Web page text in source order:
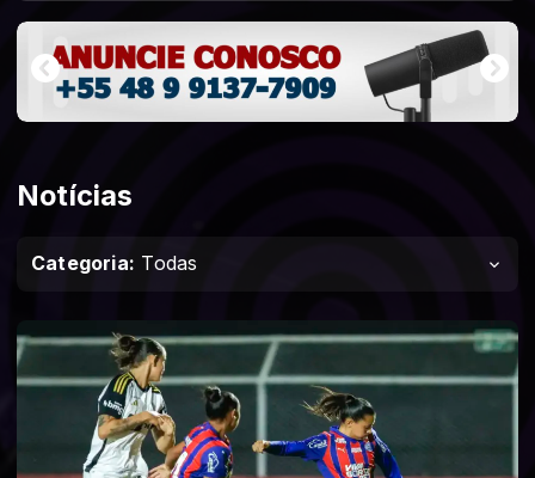
Notícias
Categoria: Todas